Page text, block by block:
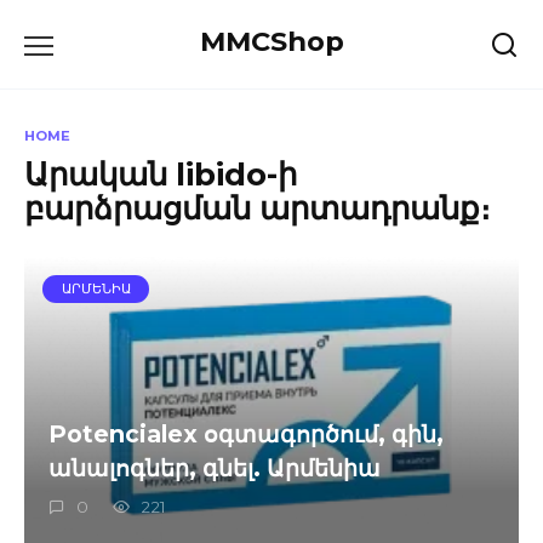
MMCShop
HOME
Արական libido-ի
բարձրացման արտադրանք։
ԱՐՄԵՆԻԱ
Potencialex օգտագործում, գին,
անալոգներ, գնել. Արմենիա
0 221